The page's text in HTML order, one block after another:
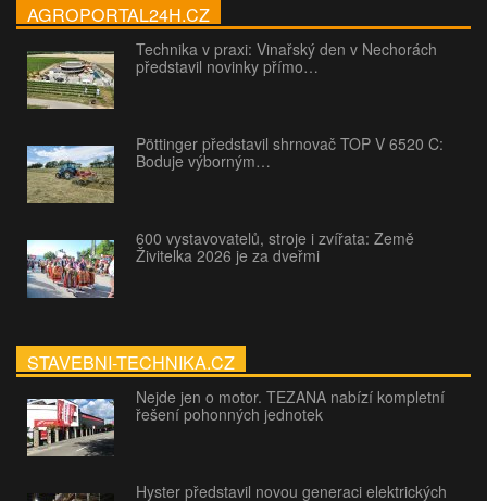
AGROPORTAL24H.CZ
Technika v praxi: Vinařský den v Nechorách
představil novinky přímo…
Pöttinger představil shrnovač TOP V 6520 C:
Boduje výborným…
600 vystavovatelů, stroje i zvířata: Země
Živitelka 2026 je za dveřmi
STAVEBNI-TECHNIKA.CZ
Nejde jen o motor. TEZANA nabízí kompletní
řešení pohonných jednotek
Hyster představil novou generaci elektrických